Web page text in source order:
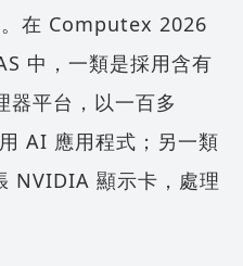
在 Computex 2026
中，一類是採用含有
器平台，以一百多
AI 應用程式；另一類
NVIDIA 顯示卡，處理